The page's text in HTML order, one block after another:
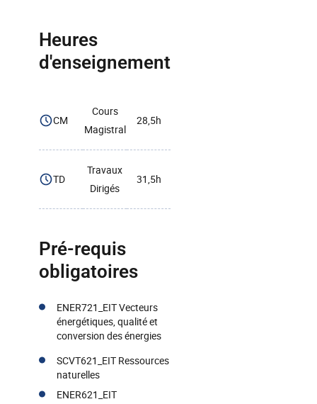
Heures
d'enseignement
CM
Cours
Magistral
28,5h
TD
Travaux
Dirigés
31,5h
Pré-requis
obligatoires
ENER721_EIT Vecteurs
énergétiques, qualité et
conversion des énergies
SCVT621_EIT Ressources
naturelles
ENER621_EIT